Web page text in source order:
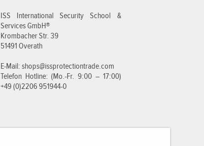
ISS International Security School &
Services GmbH®
Krombacher Str. 39
51491 Overath
E-Mail: shops@issprotectiontrade.com
Telefon Hotline: (Mo.-Fr. 9:00 – 17:00)
+49 (0)2206 951944-0